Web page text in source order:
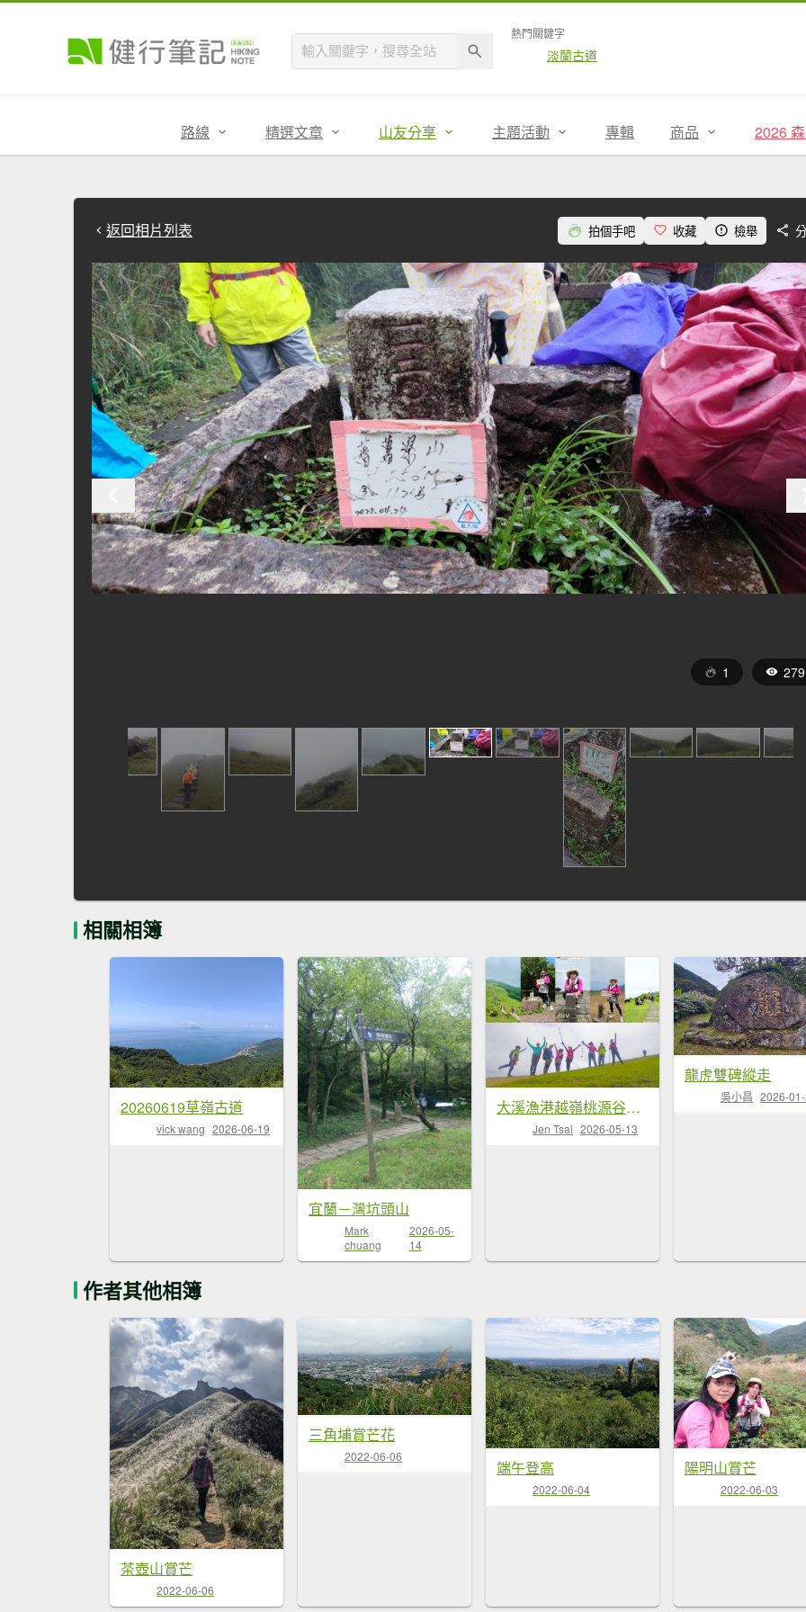
熱門關鍵字
淡蘭古道
路線 精選文章 山友分享 主題活動 專輯 商品 2026
返回相片列表 拍個手吧 收藏 檢舉
1 279
相關相簿
20260619草嶺古道
vick wang 2026-06-19
宜蘭－灣坑頭山
Mark
chuang
2026-05-
14
大溪漁港越嶺桃源谷下大里天公廟(蕃薯寮山 福德山 灣坑頭山/小百岳#82)
Jen Tsai 2026-05-13
龍虎雙碑縱走
吳小昌 2026-
作者其他相簿
茶壺山賞芒
2022-06-06
三角埔賞芒花
2022-06-06
端午登高
2022-06-04
陽明山賞芒
2022-06-03